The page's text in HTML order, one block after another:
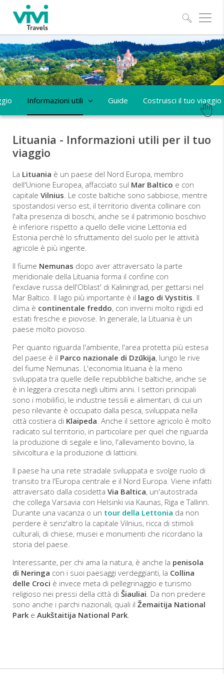
Informazioni utili Guide Costruisci il tuo viaggio
Lituania - Informazioni utili per il tuo
viaggio
La Lituania è un paese del Nord Europa, membro
dell'Unione Europea, affacciato sul Mar Baltico e con
capitale Vilnius. Le coste baltiche sono sabbiose, mentre
spostandosi verso est, il territorio diventa collinare con
l'alta presenza di boschi, anche se il patrimonio boschivo
è inferiore rispetto a quello delle vicine Lettonia ed
Estonia perchè lo sfruttamento del suolo per le attività
agricole è più ingente.
Il fiume Nemunas dopo aver attraversato la parte
meridionale della Lituania forma il confine con
l'exclave russa dell'Oblast' di Kaliningrad, per gettarsi nel
Mar Baltico. Il lago più importante è il lago di Vystitis. Il
clima è continentale freddo, con inverni molto rigidi ed
estati fresche e piovose. In generale, la Lituania è un
paese molto piovoso.
Per quanto riguarda l'ambiente, l'area protetta più estesa
del paese è il Parco nazionale di Dzūkija, lungo le rive
del fiume Nemunas. L'economia lituana è la meno
sviluppata tra quelle delle repubbliche baltiche, anche se
è in leggera crescita negli ultimi anni. I settori principali
sono i mobilifici, le industrie tessili e alimentari, di cui un
peso rilevante è occupato dalla pesca, sviluppata nella
città costiera di Klaipeda. Anche il settore agricolo è molto
radicato sul territorio, in particolare per quel che riguarda
la produzione di segale e lino, l'allevamento bovino, la
silvicoltura e la produzione di latticini.
Il paese ha una rete stradale sviluppata e svolge ruolo di
transito tra l'Europa centrale e il Nord Europa. Viene infatti
attraversato dalla cosidetta Via Baltica, un'autostrada
che collega Varsavia con Helsinki via Kaunas, Riga e Tallinn.
Durante una vacanza o un tour della Lettonia da non
perdere è senz'altro la capitale Vilnius, ricca di stimoli
culturali, di chiese, musei e monumenti che ricordano la
storia del paese.
Interessante, per chi ama la natura, è anche la penisola
di Neringa con i suoi paesaggi verdeggianti, la Collina
delle Croci è invece meta di pellegrinaggio e turismo
religioso nei pressi della città di Šiauliai. Da non predere
sono anche i parchi nazionali, quali il Žemaitija National
Park e Aukštaitija National Park.